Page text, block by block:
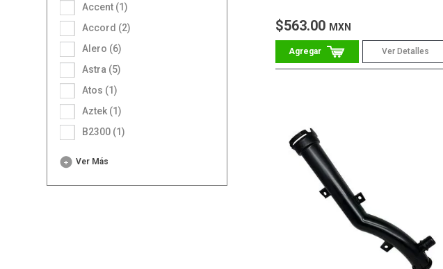
Accent (1)
Accord (2)
Alero (6)
Astra (5)
Atos (1)
Aztek (1)
B2300 (1)
Ver Más
$563.00 MXN
Ver Detalles